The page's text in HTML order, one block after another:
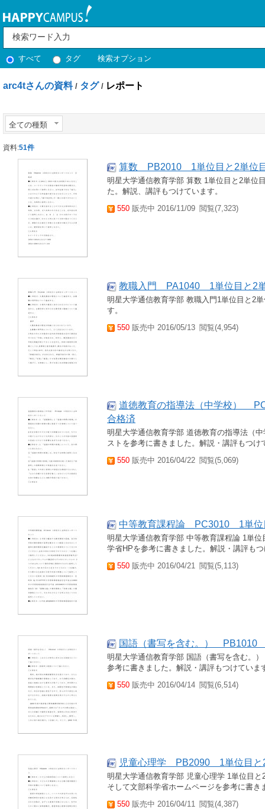
すべて タグ 検索オプション
arc4tさんの資料 / タグ / レポート
全ての種類
資料:51件
算数 PB2010 1単位目と2単位
明星大学通信教育学部 算数 1単位目と2単位
た。解説、講評もつけています。
550 販売中 2016/11/09 閲覧(7,323)
教職入門 PA1040 1単位目と2
明星大学通信教育学部 教職入門1単位目と2
す。
550 販売中 2016/05/13 閲覧(4,954)
道徳教育の指導法（中学校）
合格済
明星大学通信教育学部 道徳教育の指導法（
ストを参考に書きました。解説・講評もつけ
550 販売中 2016/04/22 閲覧(5,069)
中等教育課程論 PC3010 1単位
明星大学通信教育学部 中等教育課程論 1単
学省HPを参考に書きました。解説・講評も
550 販売中 2016/04/21 閲覧(5,113)
国語（書写を含む。） PB1010
明星大学通信教育学部 国語（書写を含む。
参考に書きました。解説・講評もつけていま
550 販売中 2016/04/14 閲覧(6,514)
児童心理学 PB2090 1単位目と
明星大学通信教育学部 児童心理学 1単位目
そして文部科学省ホームページを参考に書
550 販売中 2016/04/11 閲覧(4,387)